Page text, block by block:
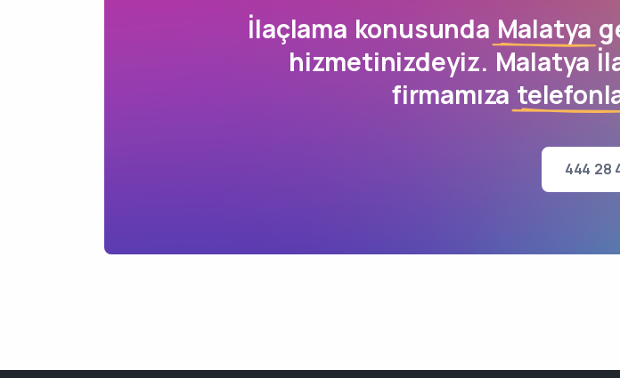
İlaçlama konusunda Malatya
hizmetinizdeyiz. Malatya
firmamıza
444 28